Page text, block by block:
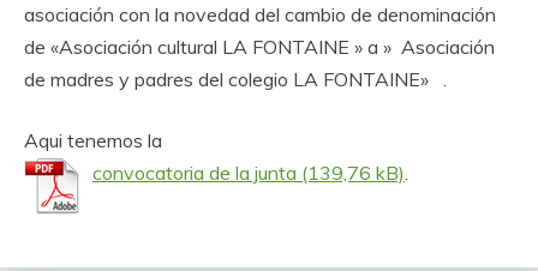
asociación con la novedad del cambio de denominación
de «Asociación cultural LA FONTAINE » a » Asociación
de madres y padres del colegio LA FONTAINE» .
Aqui tenemos la
convocatoria de la junta